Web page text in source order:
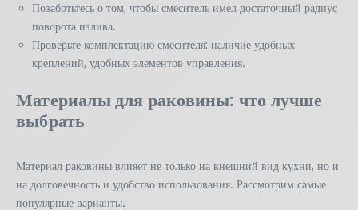
Позаботьтесь о том, чтобы смеситель имел достаточный радиус
поворота излива.
Проверьте комплектацию смесителя: наличие удобных
креплений, удобных элементов управления.
Материалы для раковины: что лучше
выбрать
Материал раковины влияет не только на внешний вид кухни, но и
на долговечность и удобство использования. Рассмотрим самые
популярные варианты.